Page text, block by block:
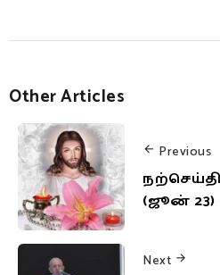
Other Articles
Previous
(ஜூன் 23)
Next